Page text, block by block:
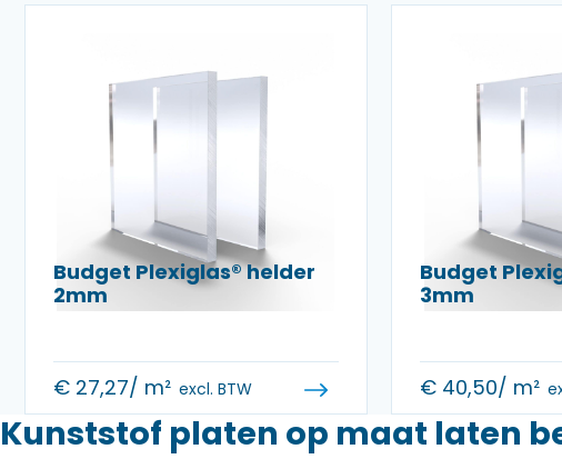
Budget Plexiglas® helder
2mm
€27,27/ m² excl. BTW
Budget
3mm
€ 40,50/ m²
Kunststof platen op maat laten